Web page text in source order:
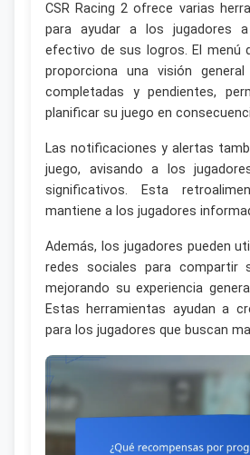
CSR Racing 2 ofrece varias
para ayudar a los jugadores
efectivo de sus logros. El menú
proporciona una visión
completadas y pendientes,
planificar su juego en
Las notificaciones y alertas
juego, avisando a los
significativos. Esta
mantiene a los jugadores
Además, los jugadores pueden
redes sociales para compartir
mejorando su experiencia
Estas herramientas ayudan a
para los jugadores que buscan